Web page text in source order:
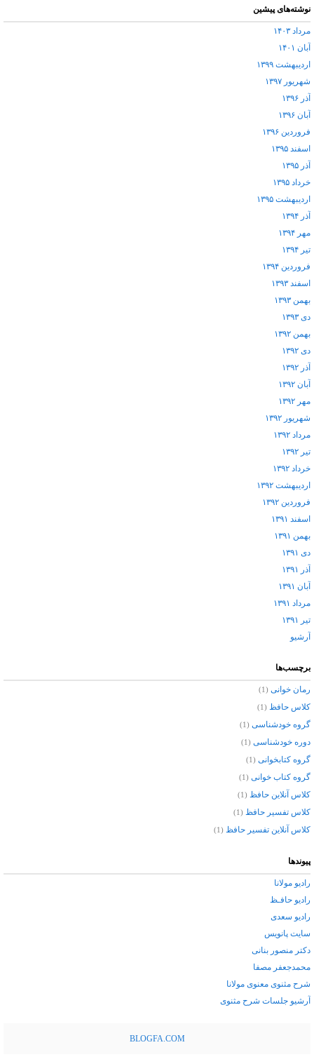
نوشته‌های پیشین
مرداد ۱۴۰۳
آبان ۱۴۰۱
اردیبهشت ۱۳۹۹
شهریور ۱۳۹۷
آذر ۱۳۹۶
آبان ۱۳۹۶
فروردین ۱۳۹۶
اسفند ۱۳۹۵
آذر ۱۳۹۵
خرداد ۱۳۹۵
اردیبهشت ۱۳۹۵
آذر ۱۳۹۴
مهر ۱۳۹۴
تیر ۱۳۹۴
فروردین ۱۳۹۴
اسفند ۱۳۹۳
بهمن ۱۳۹۳
دی ۱۳۹۳
بهمن ۱۳۹۲
دی ۱۳۹۲
آذر ۱۳۹۲
آبان ۱۳۹۲
مهر ۱۳۹۲
شهریور ۱۳۹۲
مرداد ۱۳۹۲
تیر ۱۳۹۲
خرداد ۱۳۹۲
اردیبهشت ۱۳۹۲
فروردین ۱۳۹۲
اسفند ۱۳۹۱
بهمن ۱۳۹۱
دی ۱۳۹۱
آذر ۱۳۹۱
آبان ۱۳۹۱
مرداد ۱۳۹۱
تیر ۱۳۹۱
آرشيو
برچسب‌ها
رمان خوانی (1)
کلاس حافظ (1)
گروه خودشناسی (1)
دوره خودشناسی (1)
گروه کتابخوانی (1)
گروه کتاب خوانی (1)
کلاس آنلاین حافظ (1)
کلاس تفسیر حافظ (1)
کلاس آنلاین تفسیر حافظ (1)
پیوندها
رادیو مولانا
رادیو حافـظ
رادیو سعدی
سایت پانویس
دکتر منصور بنانی
محمدجعفر مصفا
شرح مثنوی معنوی مولانا
آرشيو جلسات شرح مثنوی
BLOGFA.COM